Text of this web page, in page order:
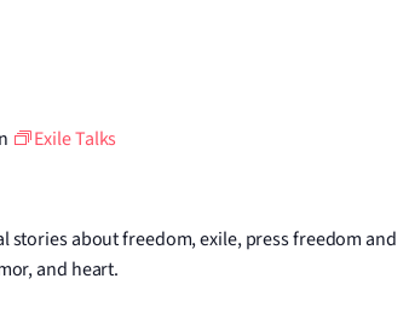
Exile Talks
stories about freedom, exile, press freedom and
and heart.